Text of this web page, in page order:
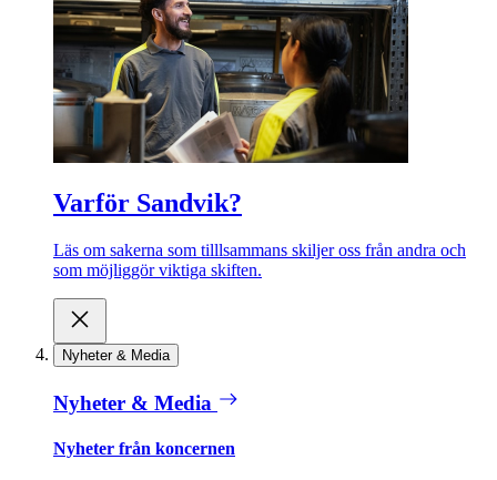
Varför Sandvik?
Läs om sakerna som tilllsammans skiljer oss från andra och
som möjliggör viktiga skiften.
Nyheter & Media
Nyheter & Media
Nyheter från koncernen